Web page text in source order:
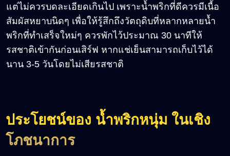
แต่ไม่ควรบดละเอียดเกินไป เพราะน้ำพริกที่ดีควรมีเนื้อ
สัมผัสหยาบนิดๆ เพื่อให้รู้สึกถึงวัตถุดิบที่หลากหลายน้ำ
พริกที่ทำเสร็จใหม่ๆ ควรพักไว้ประมาณ 30 นาทีให้
รสชาติเข้ากันก่อนเสิร์ฟ หากแช่เย็นสามารถเก็บไว้ได้
นาน 3-5 วันโดยไม่เสียรสชาติ
ประโยชน์ของ น้ำพริกหนุ่ม ในเชิง
โภชนาการ